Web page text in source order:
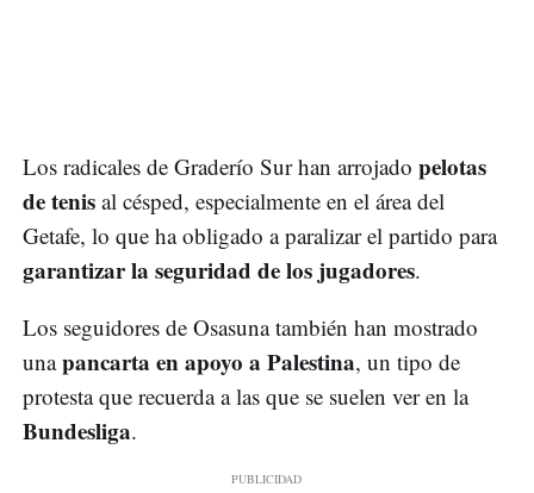
Los radicales de Graderío Sur han arrojado pelotas
de tenis al césped, especialmente en el área del
Getafe, lo que ha obligado a paralizar el partido para
garantizar la seguridad de los jugadores.
Los seguidores de Osasuna también han mostrado
unapancarta en apoyo a Palestina, un tipo de
protesta que recuerda a las que se suelen ver en la
Bundesliga.